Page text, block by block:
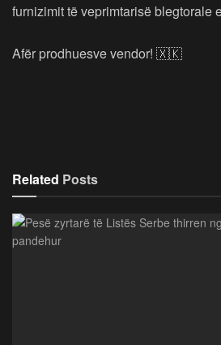
furnizimit të veprimtarisë blegtorale
Afër prodhuesve vendor! 🇽🇰
Related Posts